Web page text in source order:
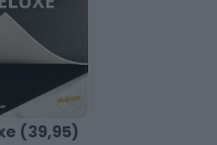
(39,95)